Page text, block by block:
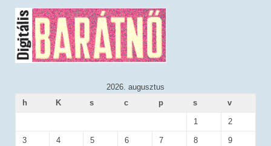
2026. augusztus
h
K s c p s v
1 2
3 4 5 6 7 8 9